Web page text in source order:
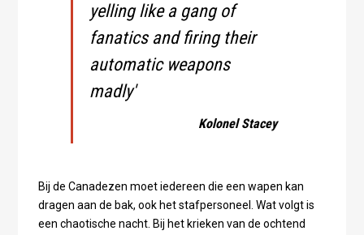
yelling like a gang of
fanatics and firing their
automatic weapons
madly'
Kolonel Stacey
Bij de Canadezen moet iedereen die een wapen kan
dragen aan de bak, ook het stafpersoneel. Wat volgt is
een chaotische nacht. Bij het krieken van de ochtend